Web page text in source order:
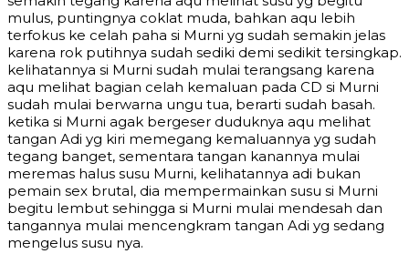
mulus, puntingnya coklat muda, bahkan aqu lebih
terfokus ke celah paha si Murni yg sudah semakin jelas
karena rok putihnya sudah sediki demi sedikit tersingkap.
kelihatannya si Murni sudah mulai terangsang karena
aqu melihat bagian celah kemaluan pada CD si Murni
sudah mulai berwarna ungu tua, berarti sudah basah.
ketika si Murni agak bergeser duduknya aqu melihat
tangan Adi yg kiri memegang kemaluannya yg sudah
tegang banget, sementara tangan kanannya mulai
meremas halus susu Murni, kelihatannya adi bukan
pemain sex brutal, dia mempermainkan susu si Murni
begitu lembut sehingga si Murni mulai mendesah dan
tangannya mulai mencengkram tangan Adi yg sedang
mengelus susu nya.